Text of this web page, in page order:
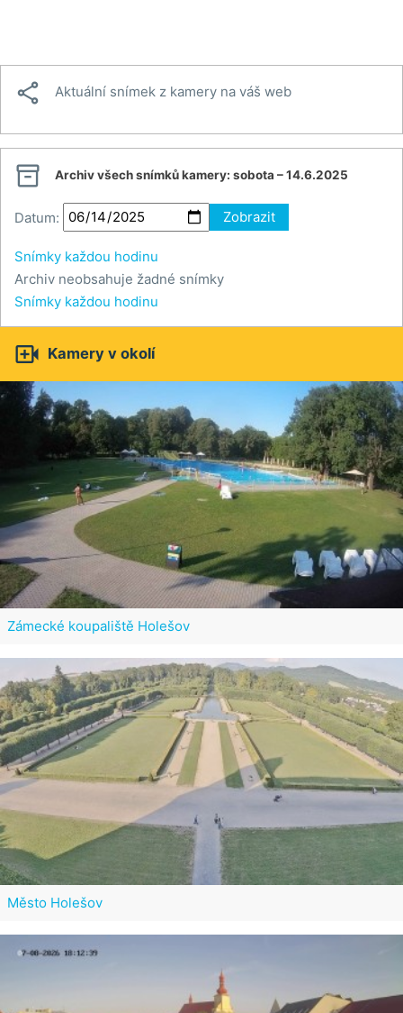
 Aktuální snímek z kamery na váš web
 Archiv všech snímků kamery: sobota – 14.6.2025
Datum: Zobrazit
Snímky každou hodinu
Archiv neobsahuje žadné snímky
Snímky každou hodinu
 Kamery v okolí
Zámecké koupaliště Holešov
Město Holešov